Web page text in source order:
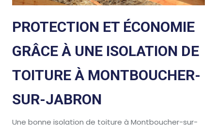
PROTECTION ET ÉCONOMIE
GRÂCE À UNE ISOLATION DE
TOITURE À MONTBOUCHER-
SUR-JABRON
Une bonne isolation de toiture à Montboucher-sur-